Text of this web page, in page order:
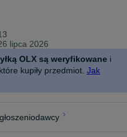
lipca 2026
OLX są weryfikowane i
kupiły przedmiot. Jak